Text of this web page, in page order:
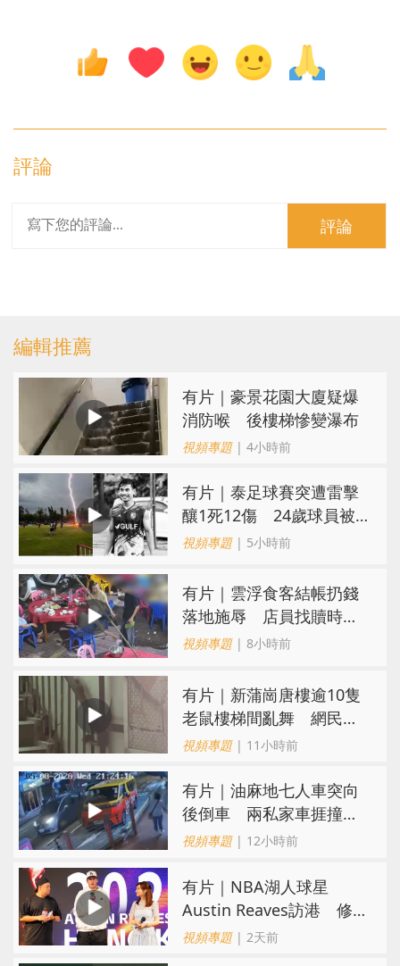
評論
評論
編輯推薦
有片｜豪景花園大廈疑爆
消防喉 後樓梯慘變瀑布
視頻專題| 4小時前
有片｜泰足球賽突遭雷擊
釀1死12傷 24歲球員被
閃電劈中亡
視頻專題| 5小時前
​有片｜雲浮食客結帳扔錢
落地施辱 店員找贖時還
施彼身獲老闆肯定
視頻專題| 8小時前
有片｜新蒲崗唐樓逾10隻
老鼠樓梯間亂舞 網民嚇
親：每次經過都要好大勇
視頻專題| 11小時前
有片｜油麻地七人車突向
後倒車 兩私家車捱撞
司機不顧而去
視頻專題| 12小時前
有片｜NBA湖人球星
Austin Reaves訪港 修
頓與青少年交流球技
視頻專題| 2天前